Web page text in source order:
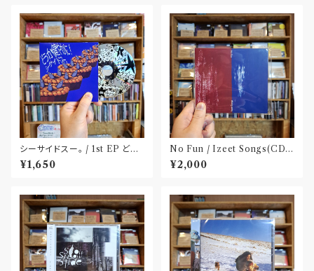
シーサイドスー。 / 1st EP どう
か健やかに！(CD)〝静岡県三島
市〟
¥1,650
No Fun / Izeet Songs(CD)
〝京都〟
¥2,000